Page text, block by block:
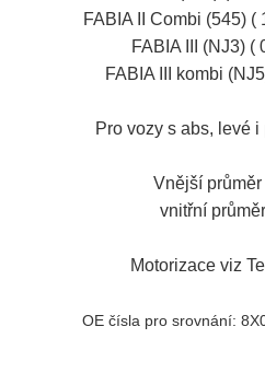
FABIA II Combi (545) (
FABIA III (NJ3)
FABIA III kombi
Pro vozy s abs, levé
Vnější průměr
vnitřní
Motorizace viz
OE čísla pro srovnání: